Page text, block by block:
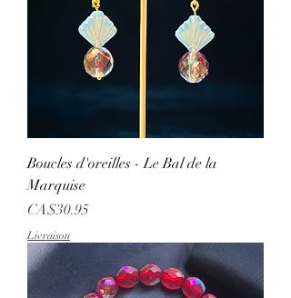
Boucles d'oreilles - Le Bal de la
Marquise
Price
CA$30.95
Livraison